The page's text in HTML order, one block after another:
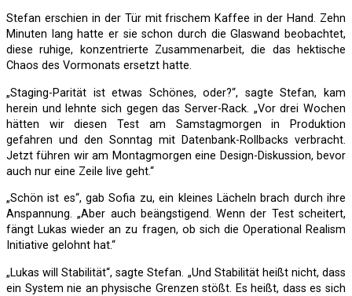
Stefan erschien in der Tür mit frischem Kaffee in der Hand. Zehn
Minuten lang hatte er sie schon durch die Glaswand beobachtet,
diese ruhige, konzentrierte Zusammenarbeit, die das hektische
Chaos des Vormonats ersetzt hatte.
„Staging-Parität ist etwas Schönes, oder?“, sagte Stefan, kam
herein und lehnte sich gegen das Server-Rack. „Vor drei Wochen
hätten wir diesen Test am Samstagmorgen in Produktion
gefahren und den Sonntag mit Datenbank-Rollbacks verbracht.
Jetzt führen wir am Montagmorgen eine Design-Diskussion, bevor
auch nur eine Zeile live geht.“
„Schön ist es“, gab Sofia zu, ein kleines Lächeln brach durch ihre
Anspannung. „Aber auch beängstigend. Wenn der Test scheitert,
fängt Lukas wieder an zu fragen, ob sich die Operational Realism
Initiative gelohnt hat.“
„Lukas will Stabilität“, sagte Stefan. „Und Stabilität heißt nicht, dass
ein System nie an physische Grenzen stößt. Es heißt, dass es sich